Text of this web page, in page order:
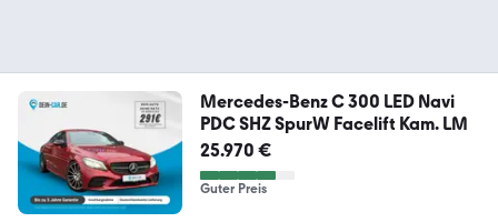
Mercedes-Benz C 300 LED Navi
PDC SHZ SpurW Facelift Kam. LM
25.970 €
Guter Preis